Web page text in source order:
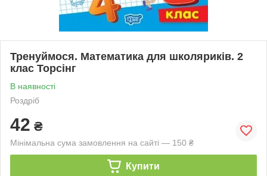
Тренуймося. Математика для школяриків. 2
клас Торсінг
В наявності
Роздріб
42 ₴
Мінімальна сума замовлення на сайті — 150 ₴
Купити